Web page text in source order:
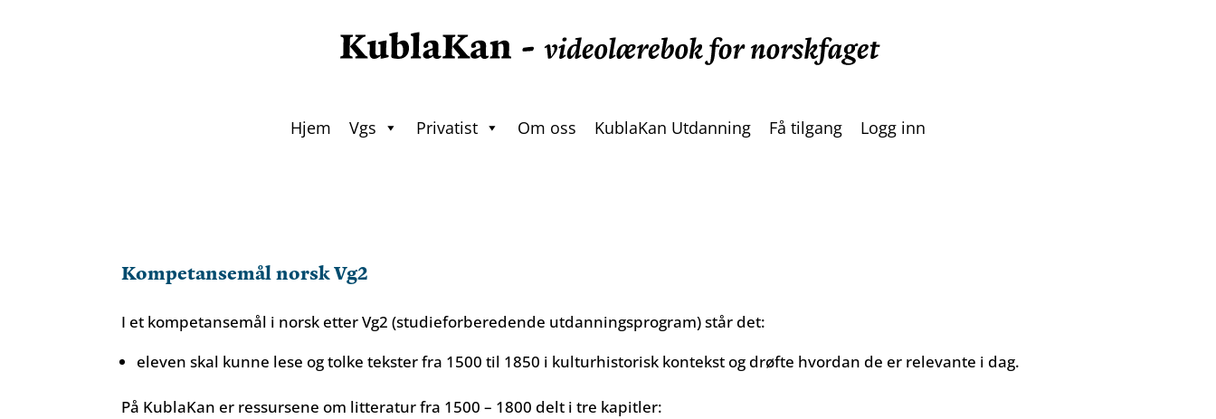
Hjem Vgs Privatist Om oss KublaKan Utdanning Få tilgang Logg inn
Kompetansemål norsk Vg2
I et kompetansemål i norsk etter Vg2 (studieforberedende utdanningsprogram) står det:
eleven skal kunne lese og tolke tekster fra 1500 til 1850 i kulturhistorisk kontekst og drøfte hvordan de er relevante i dag.
På KublaKan er ressursene om litteratur fra 1500 – 1800 delt i tre kapitler: